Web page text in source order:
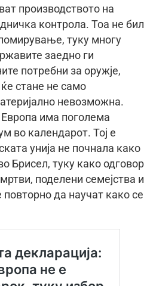
производството на
контрола. Тоа не бил
туку многу
заедно ги
потребни за оружје,
стане не само
невозможна.
има поголема
во календарот. Тој е
унија не почнала како
Брисел, туку како одговор
поделени семејства и
да научат како се